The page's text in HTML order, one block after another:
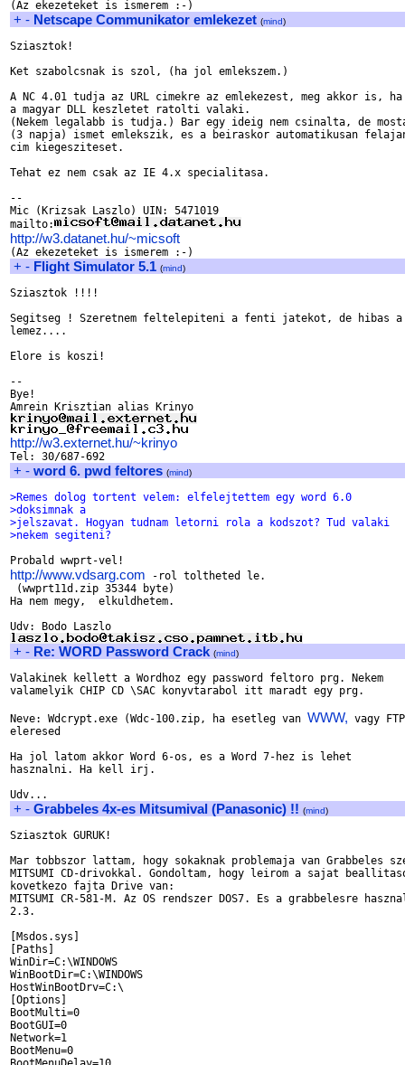
+ - Netscape Communikator emlekezet (mind)
Sziasztok!
Ket szabolcsnak is szol, (ha jol emlekszem.)
A NC 4.01 tudja az URL cimekre az emlekezest, meg akkor is, ha
a magyar DLL keszletet ratolti valaki.
(Nekem legalabb is tudja.) Bar egy ideig nem csinalta, de
(3 napja) ismet emlekszik, es a beiraskor automatikusan
cim kiegesziteset.
Tehat ez nem csak az IE 4.x specialitasa.
--
Mic (Krizsak Laszlo) UIN: 5471019
mailto:
http://w3.datanet.hu/~micsoft
+ - Flight Simulator 5.1 (mind)
Sziasztok !!!!
Segitseg ! Szeretnem feltelepiteni a fenti jatekot, de hibas a
lemez....
Elore is koszi!
--
Bye!
http://w3.externet.hu/~krinyo
+ - word 6. pwd feltores (mind)
>Remes dolog tortent velem: elfelejtettem egy word 6.0
>doksimnak a
>jelszavat. Hogyan tudnam letorni rola a kodszot? Tud valaki
>nekem segiteni?
http://www.vdsarg.com -rol toltheted le.
(wwprt11d.zip 35344 byte)
Ha nem megy,  elkuldhetem.
+ - Re: WORD Password Crack (mind)
Valakinek kellett a Wordhoz egy password feltoro prg. Nekem
valamelyik CHIP CD \SAC konyvtarabol itt maradt egy prg.
Neve: Wdcrypt.exe (Wdc-100.zip, ha esetleg van WWW, vagy FTP
eleresed
Ha jol latom akkor Word 6-os, es a Word 7-hez is lehet
hasznalni. Ha kell irj.
+ - Grabbeles 4x-es Mitsumival (Panasonic) !! (mind)
Sziasztok GURUK!
Mar tobbszor lattam, hogy sokaknak problemaja van Grabbeles
MITSUMI CD-drivokkal. Gondoltam, hogy leirom a sajat
kovetkezo fajta Drive van:
MITSUMI CR-581-M. Az OS rendszer DOS7. Es a grabbelesre
2.3.
[Msdos.sys]
[Paths]
WinDir=C:\WINDOWS
WinBootDir=C:\WINDOWS
HostWinBootDrv=C:\
[Options]
BootMulti=0
BootGUI=0
Network=1
BootMenu=0